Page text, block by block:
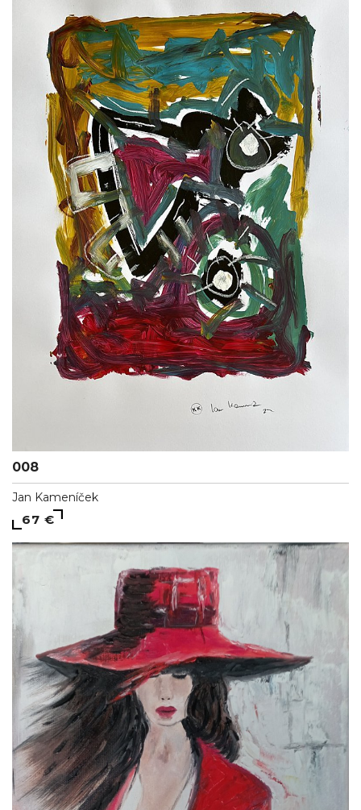
008
Jan Kameníček
67 €